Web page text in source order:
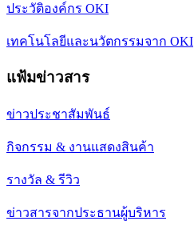
ประวัติองค์กร OKI
เทคโนโลยีและนวัตกรรมจาก OKI
แฟ้มข่าวสาร
ข่าวประชาสัมพันธ์
กิจกรรม & งานแสดงสินค้า
รางวัล & รีวิว
ข่าวสารจากประธานผู้บริหาร